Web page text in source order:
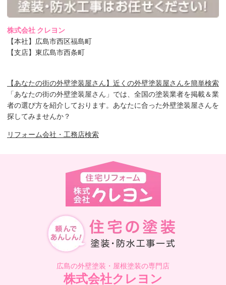
株式会社 クレヨン
【本社】広島市西区福島町
【支店】東広島市西条町
【あなたの街の外壁塗装屋さん】近くの外壁塗装屋さんを簡単検索
「あなたの街の外壁塗装屋さん」では、全国の塗装業者を掲載＆業
者の選び方を紹介しております。あなたに合った外壁塗装屋さんを
探してみませんか？
リフォーム会社・工務店検索
広島の外壁塗装・屋根塗装の専門店
株式会社クレヨン